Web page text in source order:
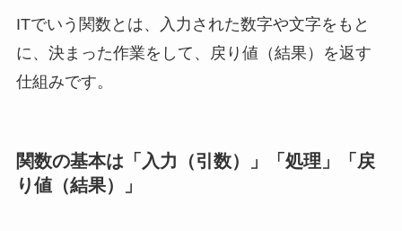
ITでいう関数とは、入力された数字や文字をもと
に、決まった作業をして、戻り値（結果）を返す
仕組みです。
関数の基本は「入力（引数）」「処理」「戻
り値（結果）」